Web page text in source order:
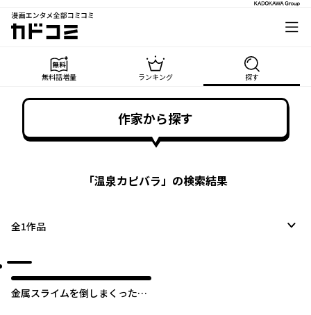
漫画エンタメ全部コミコミ
カドコミ
無料話増量 ランキング 探す
作家から探す
「温泉カピバラ」の検索結果
全1作品
金属スライムを倒しまくった俺